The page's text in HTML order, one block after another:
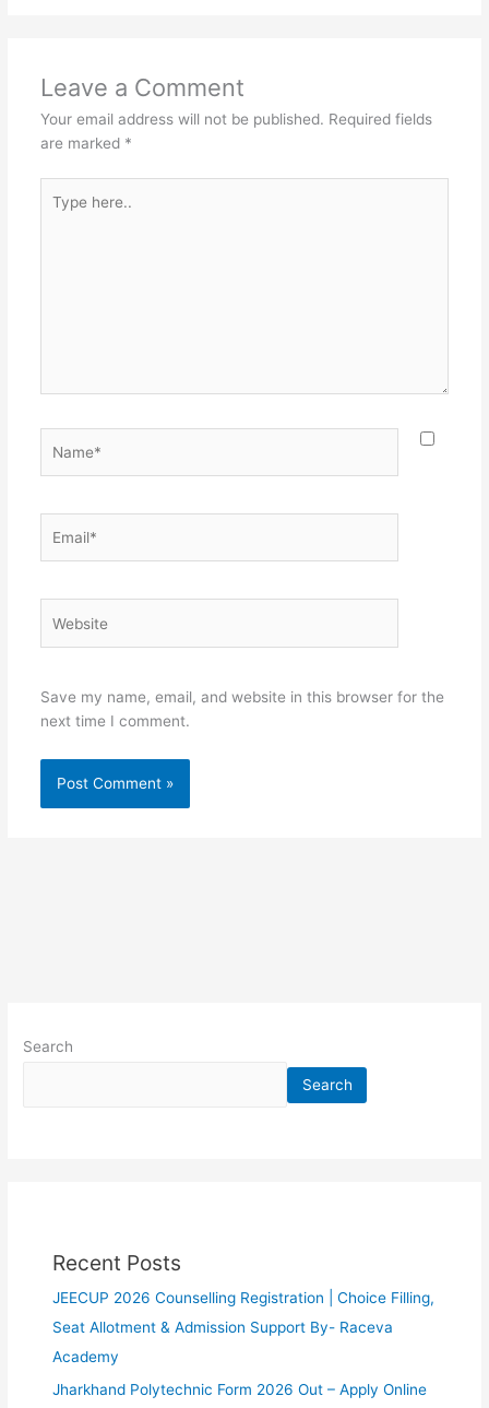
Leave a Comment
Your email address will not be published. Required fields
are marked *
here..
Save my name, email, and website in this browser for the
next time I comment.
Search
Search
Recent Posts
JEECUP 2026 Counselling Registration | Choice Filling,
Seat Allotment & Admission Support By- Raceva
Academy
Jharkhand Polytechnic Form 2026 Out – Apply Online